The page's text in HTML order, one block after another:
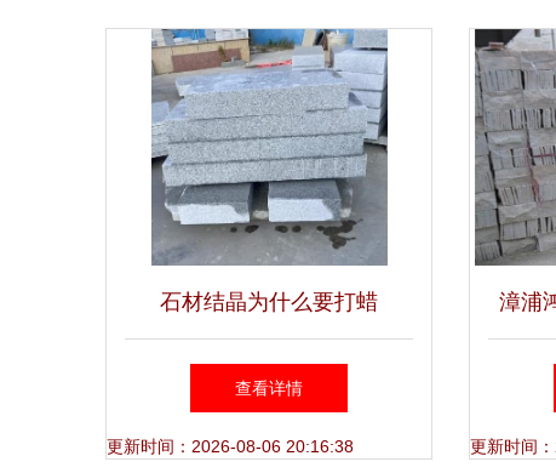
石材结晶为什么要打蜡
查看详情
更新时间：2026-08-06 20:16:38
漳浦
更新时间